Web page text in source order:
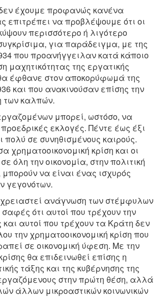
έχουμε προφανώς κανένα
επιτρέπει να προβλέψουμε ότι οι
περισσότερο ή λιγότερο
για παράδειγμα, με της
που προανήγγειλαν κατά κάποιο
μαχητικότητας της εργατικής
έφθανε στον αποκορύφωμά της
και που ανακινούσαν επίσης την
των καλπών.
μπορεί, ωστόσο, να
εκλογές. Πέντε έως έξι
πολύ σε συνηθισμένους καιρούς.
χρηματοοικονομική κρίση και οι
όλη την οικονομία, στην πολιτική
μπορούν να είναι ένας ισχυρός
γεγονότων.
ανάγνωση των στέμφυλων
ότι αυτοί που τρέχουν την
και αυτοί που τρέχουν τα Κράτη δεν
την χρηματοοικονομική κρίση που
σε οικονομική ύφεση. Με την
θα επιδεινωθεί επίσης η
τάξης και της κυβέρνησης της
στην πρώτη θέση, αλλά
άλλων μικροαστικών κοινωνικών